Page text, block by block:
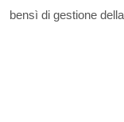
bensì di gestione